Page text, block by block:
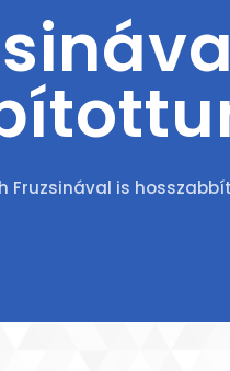
Fruzsinával is